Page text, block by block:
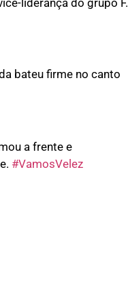
liderança do grupo F.
bateu firme no canto
a frente e
#VamosVelez